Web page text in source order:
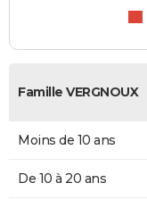
Famille VERGNOUX
Moins de 10 ans
De 10 à 20 ans